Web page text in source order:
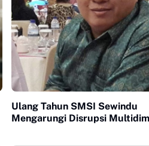
Ulang Tahun SMSI Sewindu
Mengarungi Disrupsi